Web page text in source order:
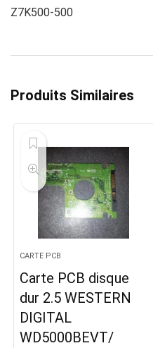
Z7K500-500
Produits Similaires
CARTE PCB
Carte PCB disque
dur 2.5 WESTERN
DIGITAL
WD5000BEVT/